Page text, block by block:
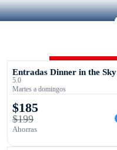
Entradas Dinner in the Sky
5.0
Martes a domingos
$185
$199
Ahorras